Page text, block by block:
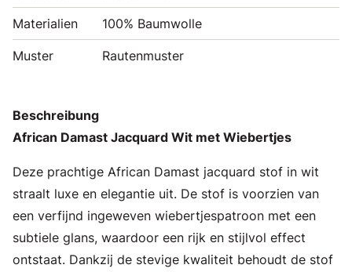
Materialien 100% Baumwolle
Muster Rautenmuster
Beschreibung
African Damast Jacquard Wit met Wiebertjes
Deze prachtige African Damast jacquard stof in wit
straalt luxe en elegantie uit. De stof is voorzien van
een verfijnd ingeweven wiebertjespatroon met een
subtiele glans, waardoor een rijk en stijlvol effect
ontstaat. Dankzij de stevige kwaliteit behoudt de stof